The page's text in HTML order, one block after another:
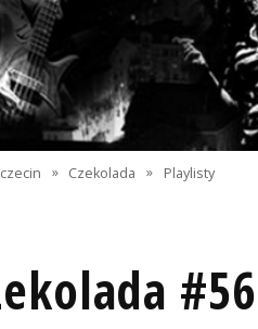
» Czekolada » Playlisty